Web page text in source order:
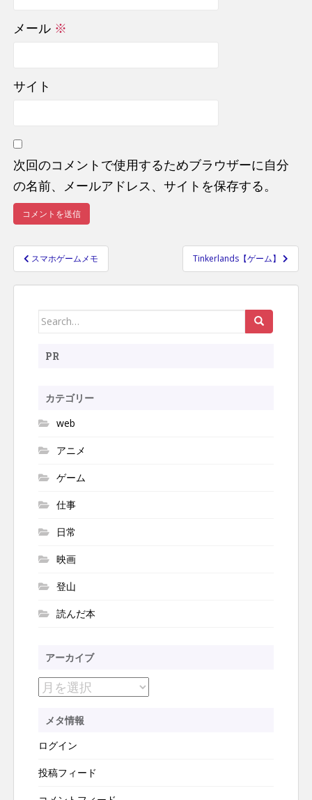
メール ※
サイト
次回のコメントで使用するためブラウザーに自分
の名前、メールアドレス、サイトを保存する。
投
稿
ビ
ー
ョ
ン
スマホゲームメモ Tinkerlands【ゲーム】
Search
PR
カテゴリー
web
アニメ
ゲーム
仕事
日常
映画
登山
読んだ本
アーカイブ
ア
カ
イ
ブ
メタ情報
ログイン
投稿フィード